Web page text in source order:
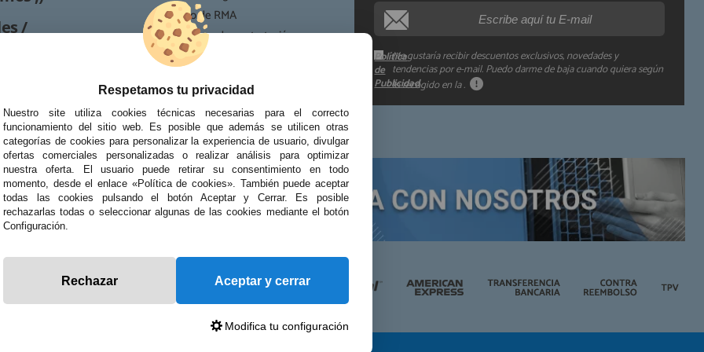
/
de reparaciones de
portátiles y
· Proceso de RMA
· Condiciones de contratación
· Política de devoluciones
Me gustaría recibir descuentos exclusivos, novedades y
tendencias por e-mail. Puedo darme de baja cuando quiera según
lo recogido en la
Política
de
Publicidad
.
Información adicional:
Respetamos tu privacidad
Nuestro site utiliza cookies técnicas necesarias para el correcto
funcionamiento del sitio web. Es posible que además se utilicen otras
categorías de cookies para personalizar la experiencia de usuario, divulgar
ofertas comerciales personalizadas o realizar análisis para optimizar
nuestra oferta. El usuario puede retirar su consentimiento en todo
momento, desde el enlace «Política de cookies». También puede aceptar
todas las cookies pulsando el botón Aceptar y Cerrar. Es posible
rechazarlas todas o seleccionar algunas de las cookies mediante el botón
Configuración.
Rechazar Aceptar y cerrar
Modifica tu configuración